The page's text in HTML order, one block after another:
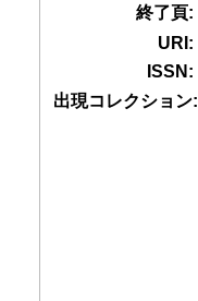
終了頁:
URI:
ISSN:
出現コレクション: